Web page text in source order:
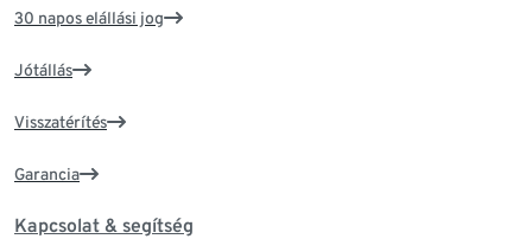
30 napos elállási jog
Jótállás
Visszatérítés
Garancia
Kapcsolat & segítség